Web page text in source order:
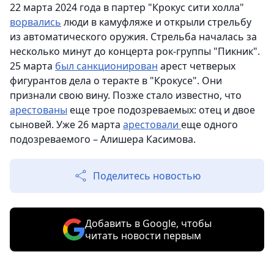
22 марта 2024 года в партер "Крокус сити холла"
ворвались люди в камуфляже и открыли стрельбу
из автоматического оружия. Стрельба началась за
несколько минут до концерта рок-группы "Пикник".
25 марта был санкционирован арест четверых
фигурантов дела о теракте в "Крокусе". Они
признали свою вину. Позже стало известно, что
арестованы еще трое подозреваемых: отец и двое
сыновей. Уже 26 марта арестовали еще одного
подозреваемого – Алишера Касимова.
Поделитесь новостью
Добавить в Google, чтобы
читать новости первым